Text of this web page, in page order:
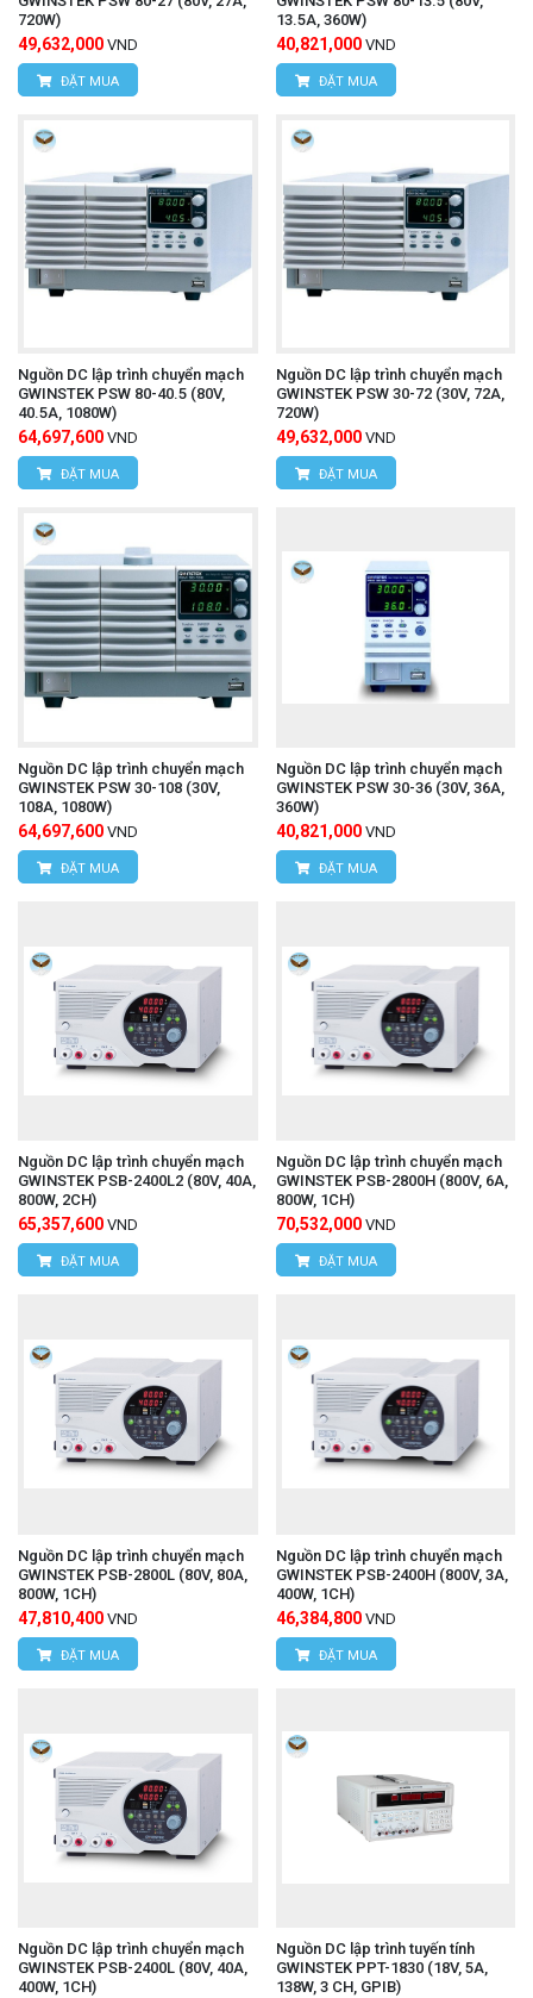
720W)
49,632,000 VND
ĐẶT MUA
13.5A, 360W)
40,821,000 VND
ĐẶT MUA
Nguồn DC lập trình chuyển mạch
GWINSTEK PSW 80-40.5 (80V,
40.5A, 1080W)
64,697,600 VND
ĐẶT MUA
Nguồn DC lập trình chuyển mạch
GWINSTEK PSW 30-72 (30V, 72A,
720W)
49,632,000 VND
ĐẶT MUA
Nguồn DC lập trình chuyển mạch
GWINSTEK PSW 30-108 (30V,
108A, 1080W)
64,697,600 VND
ĐẶT MUA
Nguồn DC lập trình chuyển mạch
GWINSTEK PSW 30-36 (30V, 36A,
360W)
40,821,000 VND
ĐẶT MUA
Nguồn DC lập trình chuyển mạch
GWINSTEK PSB-2400L2 (80V, 40A,
800W, 2CH)
65,357,600 VND
ĐẶT MUA
Nguồn DC lập trình chuyển mạch
GWINSTEK PSB-2800H (800V, 6A,
800W, 1CH)
70,532,000 VND
ĐẶT MUA
Nguồn DC lập trình chuyển mạch
GWINSTEK PSB-2800L (80V, 80A,
800W, 1CH)
47,810,400 VND
ĐẶT MUA
Nguồn DC lập trình chuyển mạch
GWINSTEK PSB-2400H (800V, 3A,
400W, 1CH)
46,384,800 VND
ĐẶT MUA
Nguồn DC lập trình chuyển mạch
GWINSTEK PSB-2400L (80V, 40A,
400W, 1CH)
Nguồn DC lập trình tuyến tính
GWINSTEK PPT-1830 (18V, 5A,
138W, 3 CH, GPIB)